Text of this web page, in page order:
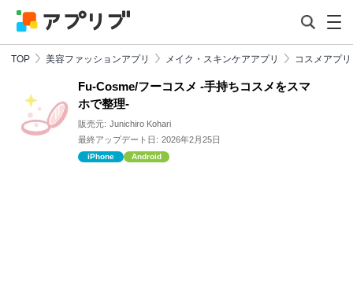
TOP 美容ファッションアプリ メイク・スキンケアアプリ コスメアプリ
Fu-Cosme/フーコスメ -手持ちコスメをスマ
ホで整理-
販売元: Junichiro Kohari
最終アップデート日: 2026年2月25日
iPhone Android